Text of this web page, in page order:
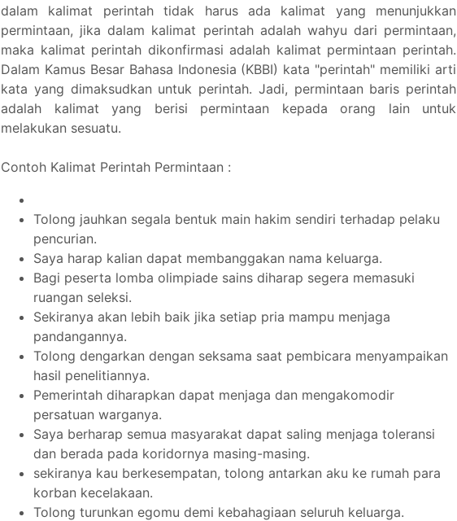
dalam kalimat perintah tidak harus ada kalimat yang menunjukkan
permintaan, jika dalam kalimat perintah adalah wahyu dari permintaan,
maka kalimat perintah dikonfirmasi adalah kalimat permintaan perintah.
Dalam Kamus Besar Bahasa Indonesia (KBBI) kata "perintah" memiliki arti
kata yang dimaksudkan untuk perintah. Jadi, permintaan baris perintah
adalah kalimat yang berisi permintaan kepada orang lain untuk
melakukan sesuatu.
Contoh Kalimat Perintah Permintaan :
Tolong jauhkan segala bentuk main hakim sendiri terhadap pelaku
pencurian.
Saya harap kalian dapat membanggakan nama keluarga.
Bagi peserta lomba olimpiade sains diharap segera memasuki
ruangan seleksi.
Sekiranya akan lebih baik jika setiap pria mampu menjaga
pandangannya.
Tolong dengarkan dengan seksama saat pembicara menyampaikan
hasil penelitiannya.
Pemerintah diharapkan dapat menjaga dan mengakomodir
persatuan warganya.
Saya berharap semua masyarakat dapat saling menjaga toleransi
dan berada pada koridornya masing-masing.
sekiranya kau berkesempatan, tolong antarkan aku ke rumah para
korban kecelakaan.
Tolong turunkan egomu demi kebahagiaan seluruh keluarga.